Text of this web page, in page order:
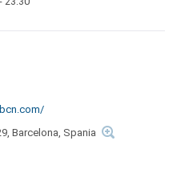
Barcelona, Spania